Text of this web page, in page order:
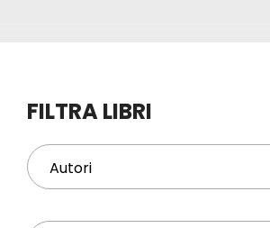
FILTRA LIBRI